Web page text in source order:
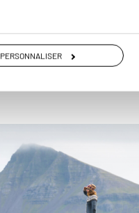
PERSONNALISER
Certaines
grâce à leur
explorer
Nord de l’île.
En